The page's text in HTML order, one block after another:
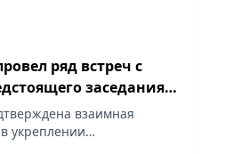
ряд встреч с
заседания
инвесторов при
взаимная
укреплении
сообщает